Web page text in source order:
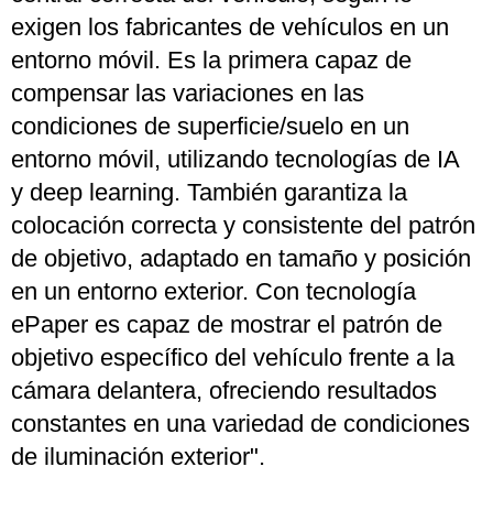
exigen los fabricantes de vehículos en un
entorno móvil. Es la primera capaz de
compensar las variaciones en las
condiciones de superficie/suelo en un
entorno móvil, utilizando tecnologías de IA
y deep learning. También garantiza la
colocación correcta y consistente del patrón
de objetivo, adaptado en tamaño y posición
en un entorno exterior. Con tecnología
ePaper es capaz de mostrar el patrón de
objetivo específico del vehículo frente a la
cámara delantera, ofreciendo resultados
constantes en una variedad de condiciones
de iluminación exterior".